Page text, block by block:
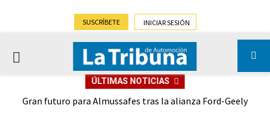
SUSCRÍBETE INICIAR SESIÓN
PRIMARY
ÚLTIMAS NOTICIAS
Gran futuro para Almussafes tras la alianza Ford-Geely